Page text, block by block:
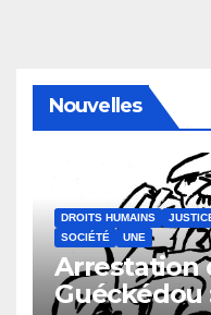
Nouvelles
DROITS HUMAINS
SOCIÉTÉ
UNE
Arrestation
Guéckédou